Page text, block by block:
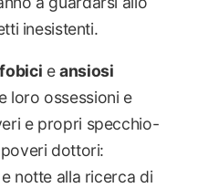
inesistenti.
eansiosi
loro ossessioni e
e propri specchio-
dottori:
notte alla ricerca di